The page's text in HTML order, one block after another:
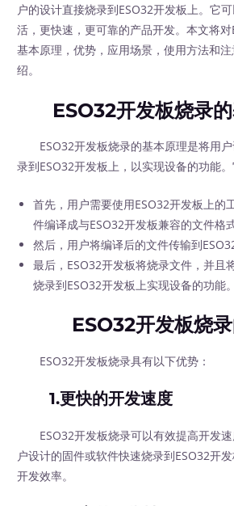
户的设计直接烧录到ESO32开发板上。它
活，更快速，更可靠的产品开发。本文将
基本原理，优势，应用场景，使用方法和
绍。
ESO32开发板烧录
ESO32开发板烧录的基本原理是将用户
录到ESO32开发板上，以实现设备的功能
首先，用户需要使用ESO32开发板上的
件编译成与ESO32开发板兼容的文件格
然后，用户将编译后的文件传输到
最后，ESO32开发板将烧录文件，并且
烧录到ESO32开发板上实现设备的功能。
ESO32开发板烧
ESO32开发板烧录具有以下优势：
1.更快的开发速度
ESO32开发板烧录可以有效提高开发速
户设计的固件或软件快速烧录到ESO32开
开发效率。